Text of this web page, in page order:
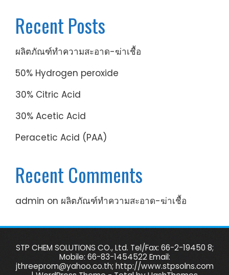
Recent Posts
ผลิตภัณฑ์ทำความสะอาด-ฆ่าเชื้อ
50% Hydrogen peroxide
30% Citric Acid
30% Acetic Acid
Peracetic Acid (PAA)
Recent Comments
admin on ผลิตภัณฑ์ทำความสะอาด-ฆ่าเชื้อ
STP CHEM SOLUTIONS CO., Ltd. Tel/Fax: 66-2-19450 8;
Mobile: 66-83-1454522 Email:
jthreeprom@yahoo.co.th; http://www.stpsolns.com